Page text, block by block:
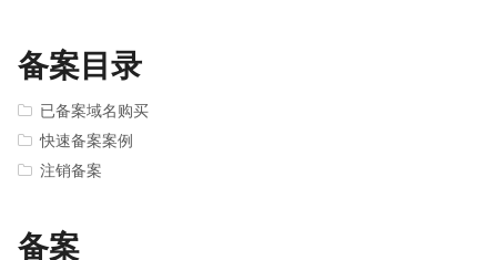
备案目录
已备案域名购买
快速备案案例
注销备案
备案